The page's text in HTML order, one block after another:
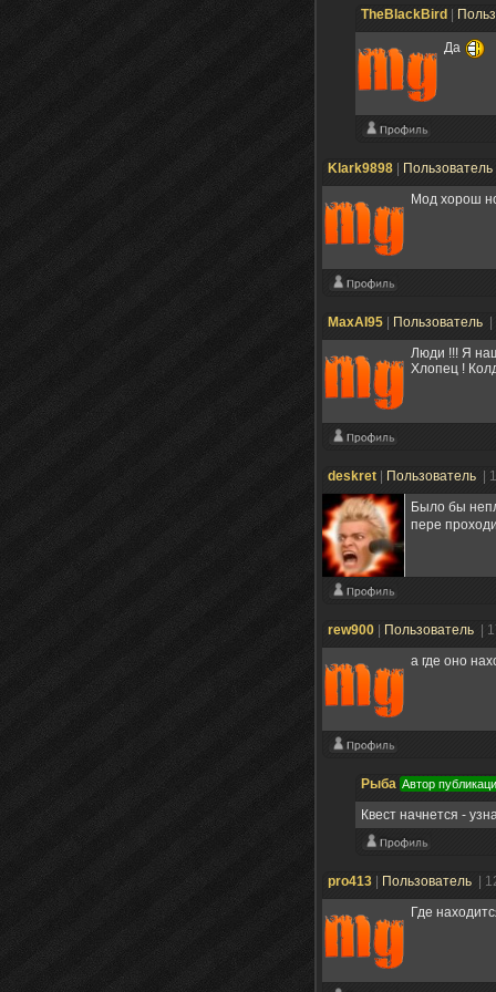
TheBlackBird
Да
Klark9898
Пользователь
Мод хорош
MaxAI95 Пользователь
Люди !!! Я
Хлопец !
deskret Пользователь
|
Было бы
пере
rew900 Пользователь
|
а где оно
Рыба Автор
Квест начнется -
pro413 Пользователь
|
Где